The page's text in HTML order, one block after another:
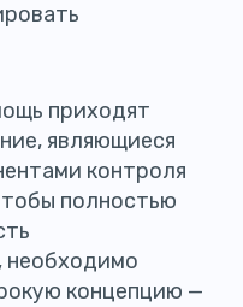
приходят
являющиеся
контроля
полностью
необходимо
концепцию —